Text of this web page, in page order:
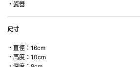
・瓷器
尺寸
・直徑：16cm
・高度：10cm